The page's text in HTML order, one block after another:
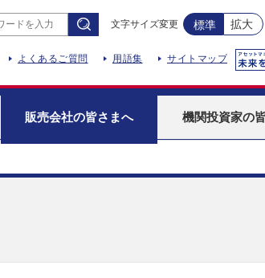
文字サイズ変更 標準 拡大
よくあるご質問 用語集 サイトマップ
販売会社の皆さまへ 機関投資家の